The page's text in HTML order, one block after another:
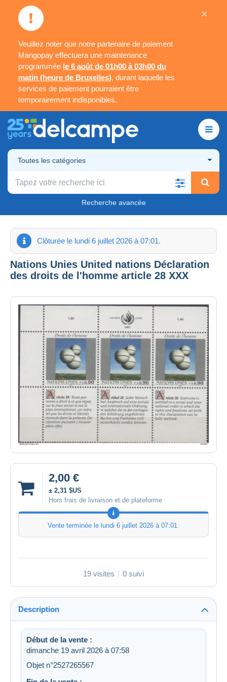
Veuillez noter que notre partenaire de paiement
Mangopay effectuera une maintenance
programmée le 6 août de 01h00 à 03h00 du
matin (heure de Bruxelles), durant laquelle les
services de paiement pourraient être
temporairement indisponibles.
×
Toutes les catégories
Recherche avancée
Clôturée le lundi 6 juillet 2026 à 07:01.
Nations Unies United nations Déclaration
des droits de l'homme article 28 XXX
2,00 €
± 2,31 $US
Hors frais de livraison et de plateforme
Vente terminée le lundi 6 juillet 2026 à 07:01.
19 visites 0 suivi
Description
Début de la vente :
dimanche 19 avril 2026 à 07:58
Objet n°2527265567